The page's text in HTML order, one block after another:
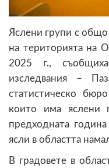
Яслени групи с
на територията на
2025 г.,
изследвания –
статистическо
които има яслени
предходната
ясли в областта
В градовете в